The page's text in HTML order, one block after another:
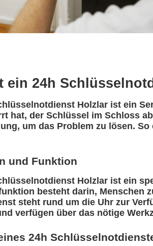
ein 24h
Holzlar ist ein
hat, der Schlüssel im Schloss
um das Problem zu lösen.
und Funktion
Holzlar ist ein
besteht darin, Menschen
steht rund um die Uhr zur
verfügen über das nötige
24h